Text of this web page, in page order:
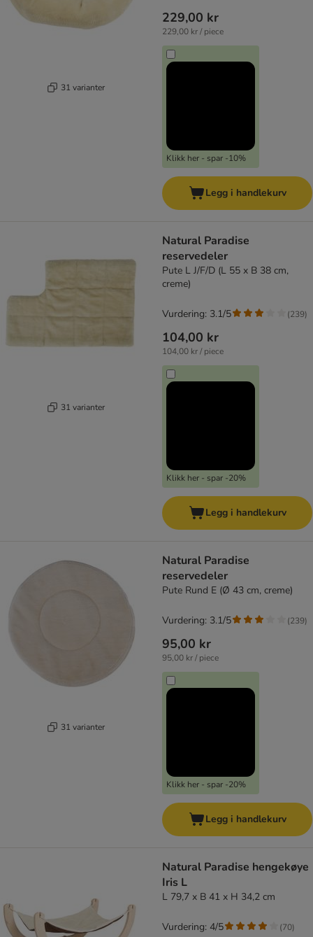
31 varianter
229,00 kr
229,00 kr / piece
Klikk her - spar -10%
Legg i handlekurv
31 varianter
Natural Paradise
reservedeler
Pute L J/F/D (L 55 x B 38 cm,
creme)
104,00 kr
104,00 kr / piece
Klikk her - spar -20%
Vurdering: 3.1/5 (239)
Legg i handlekurv
31 varianter
Natural Paradise
reservedeler
Pute Rund E (Ø 43 cm, creme)
95,00 kr
95,00 kr / piece
Klikk her - spar -20%
Vurdering: 3.1/5 (239)
Legg i handlekurv
Natural Paradise hengekøye
Iris L
L 79,7 x B 41 x H 34,2 cm
Vurdering: 4/5 (70)